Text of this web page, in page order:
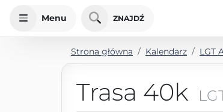
Menu ZNAJDŹ
Strona główna Kalendarz LGT
Trasa 40k